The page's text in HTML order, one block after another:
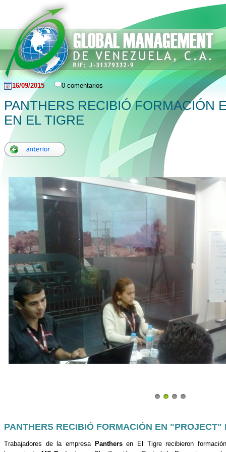
16/09/2015 0 comentarios
PANTHERS RECIBIÓ FORMACIÓN
EN EL TIGRE
PANTHERS RECIBIÓ FORMACIÓN EN "PROJECT"
Trabajadores de la empresa Panthersen El Tigre recibieron